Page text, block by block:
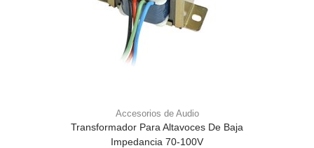
Accesorios de Audio
Transformador Para Altavoces De Baja
Impedancia 70-100V